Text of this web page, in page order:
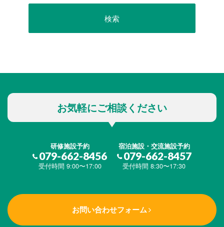
お気軽にご相談ください
研修施設予約
079-662-8456
受付時間 9:00〜17:00
宿泊施設・交流施設予約
079-662-8457
受付時間 8:30〜17:30
お問い合わせフォーム